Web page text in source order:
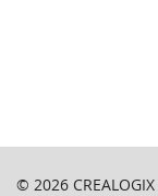
© 2026 CREALOGIX